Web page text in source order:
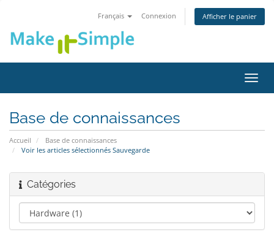
Français Connexion Afficher le panier
la
Base de connaissances
Accueil
Base de connaissances
Voir les articles sélectionnés Sauvegarde
Catégories